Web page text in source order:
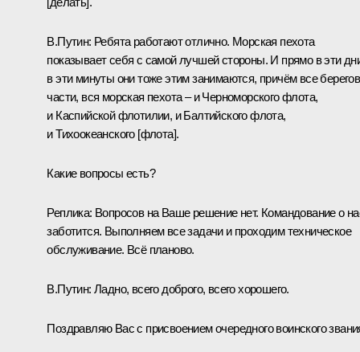
В.Путин: Ребята работают отлично. Морская пехота
показывает себя с самой лучшей стороны. И прямо в эти
в эти минуты они тоже этим занимаются, причём все
части, вся морская пехота – и Черноморского флота,
и Каспийской флотилии, и Балтийского флота,
и Тихоокеанского [флота].
Какие вопросы есть?
Реплика: Вопросов на Ваше решение нет. Командование о
заботится. Выполняем все задачи и проходим техническое
обслуживание. Всё планово.
В.Путин: Ладно, всего доброго, всего хорошего.
Поздравляю Вас с присвоением очередного воинского